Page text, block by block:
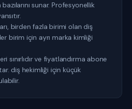
sunar. Profesyonellik
birden fazla birimi olan diş
birim için ayrı marka kimliği
sınırlıdır ve fiyatlandırma abone
diş hekimliği için küçük